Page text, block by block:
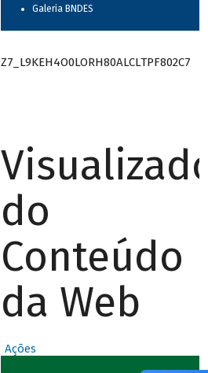
Galeria BNDES
Z7_L9KEH4O0LORH80ALCLTPF802C7
Visualizador
do
Conteúdo
da Web
Ações